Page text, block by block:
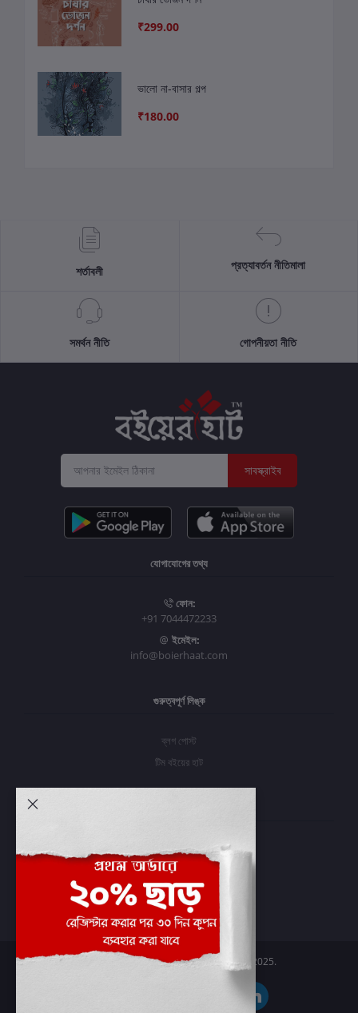
₹299.00
ভালো না-বাসার গল্প
₹180.00
শর্তাবলী প্রত্যাবর্তন নীতিমালা
সমর্থন নীতি গোপনীয়তা নীতি
সাবস্ক্রাইব
যোগাযোগের তথ্য
ফোন:
+91 7044472233
ইমেইল:
info@boierhaat.com
গুরুত্বপূর্ণ লিঙ্ক
ব্লগ পোস্ট
টিম বইয়ের হাট
প্রবেশ করুন
অর্ডার ইতিহাস
আমার ইচ্ছাগুলি
অর্ডার ট্র্যাকিং
Boier Haat™ | © All rights reserved 2025.